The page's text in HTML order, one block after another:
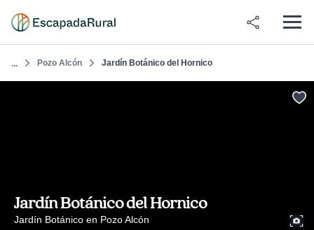
... Pozo Alcón Jardín Botánico del Hornico
Jardín Botánico del Hornico
Jardín Botánico en Pozo Alcón